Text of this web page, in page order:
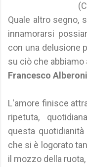
Quale altro segno,
innamorarsi
con una delusione
su ciò che abbiamo
Francesco Alberoni
L'amore finisce
ripetuta,
questa
che si è logorato
il mozzo della